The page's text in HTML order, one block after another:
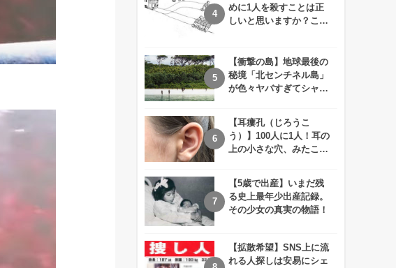
めに1人を殺すことは正
しいと思いますか？この
【衝撃の島】地球最後の
秘境「北センチネル島」
が色々ヤバすぎてシャレ
【耳瘻孔（じろうこ
う）】100人に1人！耳の
上の小さな穴、みたこと
【5歳で出産】いまだ残
る史上最年少出産記録。
その少女の真実の物語！
【拡散希望】SNS上に流
れる人探しは安易にシェ